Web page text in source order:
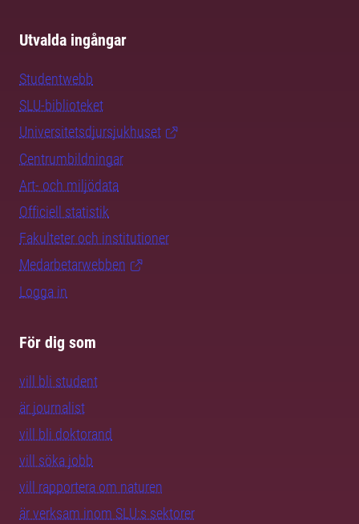
Utvalda ingångar
Studentwebb
SLU-biblioteket
Universitetsdjursjukhuset
Centrumbildningar
Art- och miljödata
Officiell statistik
Fakulteter och institutioner
Medarbetarwebben
Logga in
För dig som
vill bli student
är journalist
vill bli doktorand
vill söka jobb
vill rapportera om naturen
är verksam inom SLU:s sektorer